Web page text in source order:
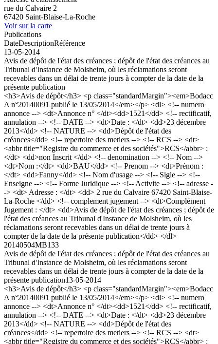
rue du Calvaire 2
67420 Saint-Blaise-La-Roche
Voir sur la carte
Publications
DateDescriptionRéférence
13-05-2014
Avis de dépôt de l'état des créances ; dépôt de l'état des créances au
Tribunal d'Instance de Molsheim, où les réclamations seront
recevables dans un délai de trente jours à compter de la date de la
présente publication
<h3>Avis de dépôt</h3> <p class="standardMargin"><em>Bodacc
A n°20140091 publié le 13/05/2014</em></p> <dl> <!-- numero
annonce --> <dt>Annonce n° </dt><dd>1521</dd> <!-- rectificatif,
annulation --> <!-- DATE --> <dt>Date : </dt> <dd>23 décembre
2013</dd> <!-- NATURE --> <dd>Dépôt de l'état des
créances</dd> <!-- repertoire des metiers --> <!-- RCS --> <dt>
<abbr title="Registre du commerce et des sociétés">RCS</abbr> :
</dt> <dd>non Inscrit </dd> <!-- denomination --> <!-- Nom -->
<dt>Nom :</dt> <dd>BAU</dd> <!-- Prenom --> <dt>Prénom :
</dt> <dd>Fanny</dd> <!-- Nom d'usage --> <!-- Sigle --> <!--
Enseigne --> <!-- Forme Juridique --> <!-- Activite --> <!-- adresse -
-> <dt> Adresse : </dt> <dd> 2 rue du Calvaire 67420 Saint-Blaise-
La-Roche </dd> <!-- complement jugement --> <dt>Complément
Jugement : </dt> <dd>Avis de dépôt de l'état des créances ; dépôt de
l'état des créances au Tribunal d'Instance de Molsheim, où les
réclamations seront recevables dans un délai de trente jours à
compter de la date de la présente publication</dd> </dl>
20140504MB133
Avis de dépôt de l'état des créances ; dépôt de l'état des créances au
Tribunal d'Instance de Molsheim, où les réclamations seront
recevables dans un délai de trente jours à compter de la date de la
présente publication13-05-2014
<h3>Avis de dépôt</h3> <p class="standardMargin"><em>Bodacc
A n°20140091 publié le 13/05/2014</em></p> <dl> <!-- numero
annonce --> <dt>Annonce n° </dt><dd>1521</dd> <!-- rectificatif,
annulation --> <!-- DATE --> <dt>Date : </dt> <dd>23 décembre
2013</dd> <!-- NATURE --> <dd>Dépôt de l'état des
créances</dd> <!-- repertoire des metiers --> <!-- RCS --> <dt>
<abbr title="Registre du commerce et des sociétés">RCS</abbr> :